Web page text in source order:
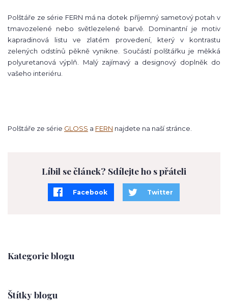
Kategorie blogu
Štítky blogu
Polštáře ze série FERN má na dotek příjemný sametový potah v
tmavozelené nebo světlezelené barvě. Dominantní je motiv
kapradinová listu ve zlatém provedení, který v kontrastu
zelených odstínů pěkně vynikne. Součástí polštářku je měkká
polyuretanová výplň. Malý zajímavý a designový doplněk do
vašeho interiéru.
Polštáře ze série GLOSS a FERN najdete na naší stránce.
Líbil se článek? Sdílejte ho s přáteli
Facebook Twitter